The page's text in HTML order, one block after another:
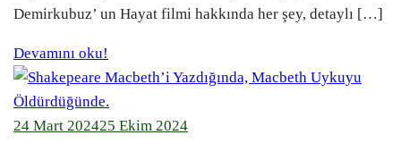
Demirkubuz’ un Hayat filmi hakkında her şey, detaylı […]
Devamını oku!
24 Mart 202425 Ekim 2024